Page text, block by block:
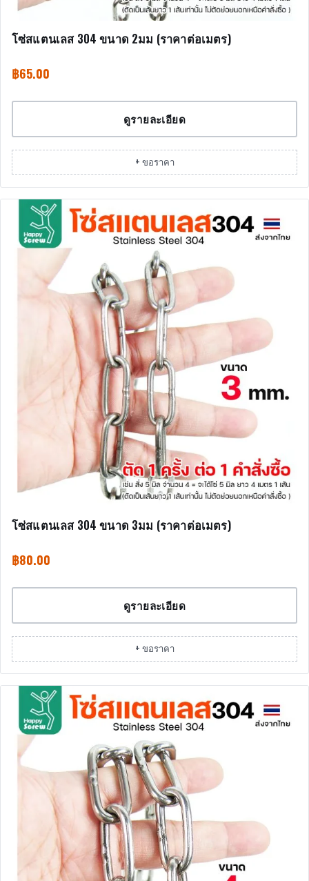
โซ่สแตนเลส 304 ขนาด 2มม (ราคาต่อเมตร)
฿65.00
ดูรายละเอียด
+ ขอราคา
โซ่สแตนเลส 304 ขนาด 3มม (ราคาต่อเมตร)
฿80.00
ดูรายละเอียด
+ ขอราคา